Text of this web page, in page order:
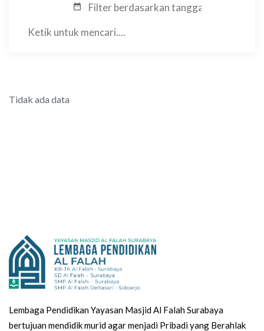
date_range
Tidak ada data
Lembaga Pendidikan Yayasan Masjid Al Falah Surabaya
bertujuan mendidik murid agar menjadi Pribadi yang Berahlak